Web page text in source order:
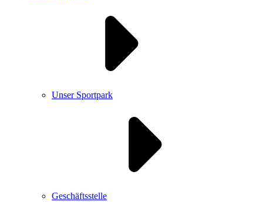
Unser Sportpark
Geschäftsstelle